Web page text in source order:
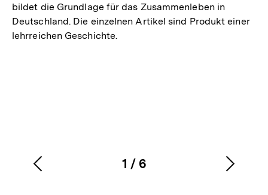
bildet die Grundlage für das Zusammenleben in
Deutschland. Die einzelnen Artikel sind Produkt einer
lehrreichen Geschichte.
Karussellinhalt
1
von
/ 6
Vorherigen